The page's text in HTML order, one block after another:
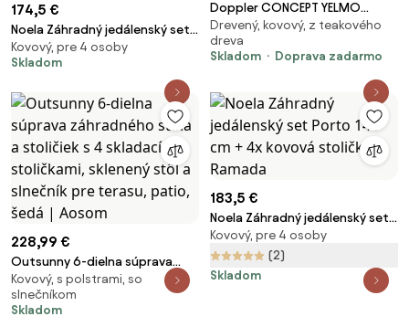
174,5 €
Noela Záhradný jedálenský set
Klaudia čierny + 4x kovová
stolička Ramada
Kovový, pre 4 osoby
Skladom
Doppler CONCEPT YELMO
FSC®, polohovacie kreslá, 6+1
Drevený, kovový, z teakového
dreva
Skladom
Doprava zadarmo
228,99 €
Outsunny 6-dielna súprava
záhradného stola a stoličiek s
4 skladacími stoličkami,
sklenený stôl a slnečník pre
Kovový, s polstrami, so
slnečníkom
Skladom
183,5 €
Noela Záhradný jedálenský set
Porto 140 cm + 4x kovová
stolička Ramada
Kovový, pre 4 osoby
(2)
Skladom